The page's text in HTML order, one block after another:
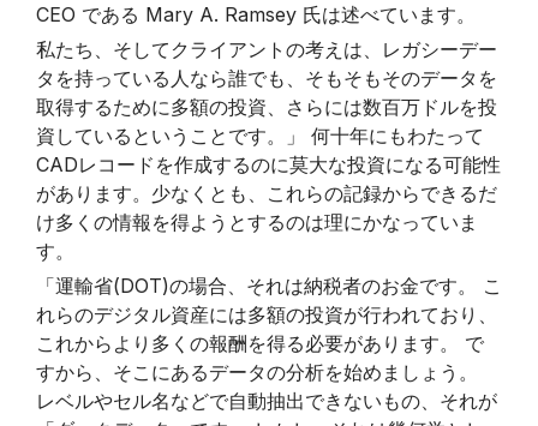
CEO である Mary A. Ramsey 氏は述べています。
私たち、そしてクライアントの考えは、レガシーデー
タを持っている人なら誰でも、そもそもそのデータを
取得するために多額の投資、さらには数百万ドルを投
資しているということです。」 何十年にもわたって
CADレコードを作成するのに莫大な投資になる可能性
があります。少なくとも、これらの記録からできるだ
け多くの情報を得ようとするのは理にかなっていま
す。
「運輸省(DOT)の場合、それは納税者のお金です。 こ
れらのデジタル資産には多額の投資が行われており、
これからより多くの報酬を得る必要があります。 で
すから、そこにあるデータの分析を始めましょう。
レベルやセル名などで自動抽出できないもの、それが